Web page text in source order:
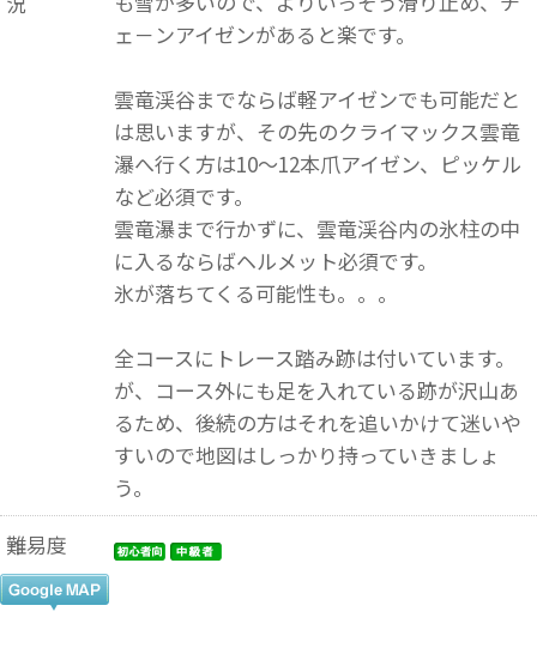
ェ－ンアイゼンがあると楽です。
雲竜渓谷までならば軽アイゼンでも可能だと
は思いますが、その先のクライマックス雲竜
瀑へ行く方は10～12本爪アイゼン、ピッケル
など必須です。
雲竜瀑まで行かずに、雲竜渓谷内の氷柱の中
に入るならばヘルメット必須です。
氷が落ちてくる可能性も。。。
全コースにトレース踏み跡は付いています。
が、コース外にも足を入れている跡が沢山あ
るため、後続の方はそれを追いかけて迷いや
すいので地図はしっかり持っていきましょ
う。
難易度